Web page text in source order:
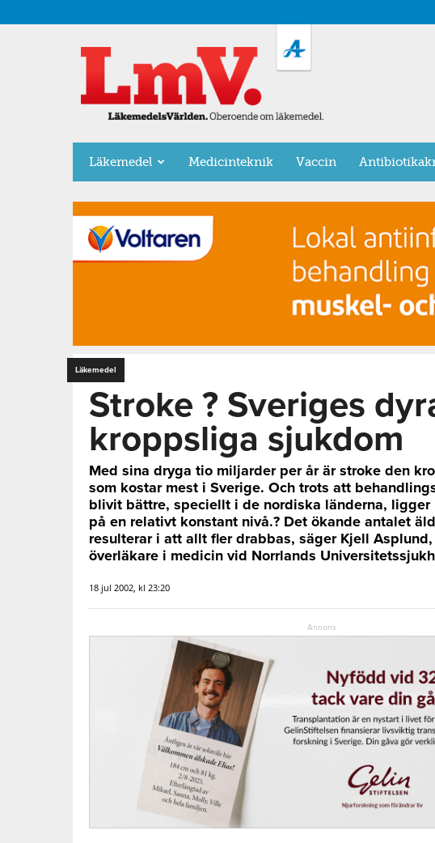
LäkemedelsVärlden
Läkemedel Medicinteknik Vaccin
Läkemedel
Stroke ? Sveriges
kroppsliga sjukdom
Med sina dryga tio miljarder per år är stroke den
som kostar mest i Sverige. Och trots att
blivit bättre, speciellt i de nordiska länderna, ligger
på en relativt konstant nivå.? Det ökande antalet
resulterar i att allt fler drabbas, säger Kjell
överläkare i medicin vid Norrlands
18 jul 2002, kl 23:20
Annons